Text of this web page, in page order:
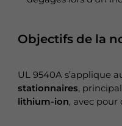
Objectifs de la
UL 9540A s’applique
stationnaires,
lithium-ion, avec pour